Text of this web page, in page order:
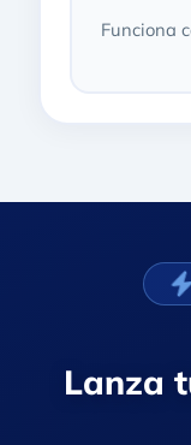
Funciona
Lanza